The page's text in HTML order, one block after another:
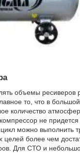
объемы ресиверов
то, что в
количество
не придется
можно выполнить
целей более чем
Для СТО и